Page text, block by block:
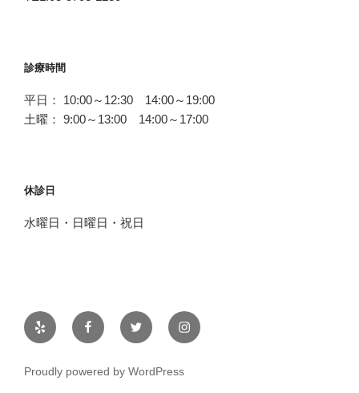
診療時間
平日： 10:00～12:30 14:00～19:00
土曜： 9:00～13:00 14:00～17:00
休診日
水曜日・日曜日・祝日
Yelp FacebookTwitter Instagram
Proudly powered by WordPress